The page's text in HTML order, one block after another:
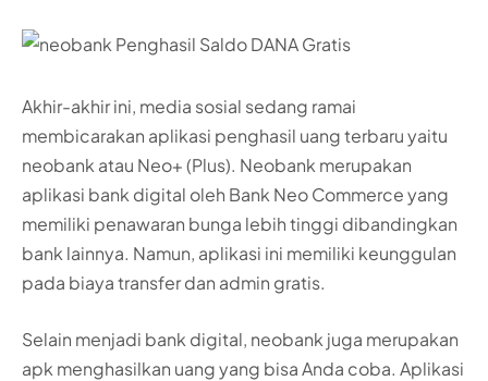
Akhir-akhir ini, media sosial sedang ramai
membicarakan aplikasi penghasil uang terbaru yaitu
neobank atau Neo+ (Plus). Neobank merupakan
aplikasi bank digital oleh Bank Neo Commerce yang
memiliki penawaran bunga lebih tinggi dibandingkan
bank lainnya. Namun, aplikasi ini memiliki keunggulan
pada biaya transfer dan admin gratis.
Selain menjadi bank digital, neobank juga merupakan
apk menghasilkan uang yang bisa Anda coba. Aplikasi